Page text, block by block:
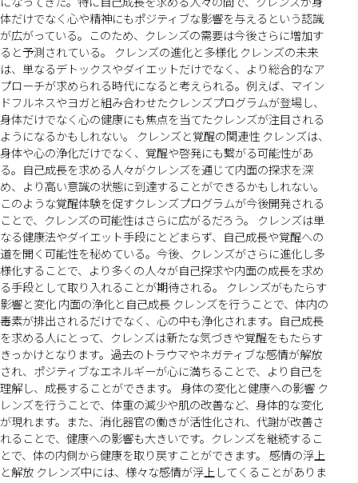
体だけでなく心や精神にもポジティブな影響を与えるという認識
が広がっている。このため、クレンズの需要は今後さらに増加す
ると予測されている。 クレンズの進化と多様化 クレンズの未来
は、単なるデトックスやダイエットだけでなく、より総合的なア
プローチが求められる時代になると考えられる。例えば、マイン
ドフルネスやヨガと組み合わせたクレンズプログラムが登場し、
身体だけでなく心の健康にも焦点を当てたクレンズが注目される
ようになるかもしれない。 クレンズと覚醒の関連性 クレンズは、
身体や心の浄化だけでなく、覚醒や啓発にも繋がる可能性があ
る。自己成長を求める人々がクレンズを通じて内面の探求を深
め、より高い意識の状態に到達することができるかもしれない。
このような覚醒体験を促すクレンズプログラムが今後開発される
ことで、クレンズの可能性はさらに広がるだろう。 クレンズは単
なる健康法やダイエット手段にとどまらず、自己成長や覚醒への
道を開く可能性を秘めている。今後、クレンズがさらに進化し多
様化することで、より多くの人々が自己探求や内面の成長を求め
る手段として取り入れることが期待される。 クレンズがもたらす
影響と変化 内面の浄化と自己成長 クレンズを行うことで、体内の
毒素が排出されるだけでなく、心の中も浄化されます。自己成長
を求める人にとって、クレンズは新たな気づきや覚醒をもたらす
きっかけとなります。過去のトラウマやネガティブな感情が解放
され、ポジティブなエネルギーが心に満ちることで、より自己を
理解し、成長することができます。 身体の変化と健康への影響 ク
レンズを行うことで、体重の減少や肌の改善など、身体的な変化
が現れます。また、消化器官の働きが活性化され、代謝が改善さ
れることで、健康への影響も大きいです。クレンズを継続するこ
とで、体の内側から健康を取り戻すことができます。 感情の浮上
と解放 クレンズ中には、様々な感情が浮上してくることがありま